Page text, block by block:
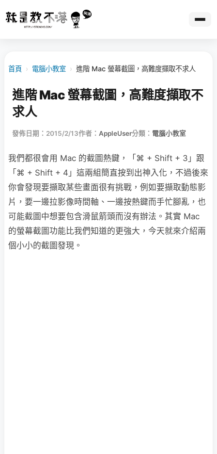
首頁 › 電腦小教室 › 進階 Mac 螢幕截圖，高難度擷取不求人
進階 Mac 螢幕截圖，高難度擷取不
求人
發佈日期：2015/2/13作者： AppleUser分類： 電腦小教室
我們都很會用 Mac 的截圖熱鍵，「⌘ + Shift + 3」跟
「⌘ + Shift + 4」這兩組簡直按到出神入化，不過後來
你會發現要擷取某些畫面很有挑戰，例如要擷取動態影
片，要一邊拉影像時間軸、一邊按熱鍵而手忙腳亂，也
可能截圖中想要包含滑鼠箭頭而沒有辦法。其實 Mac
的螢幕截圖功能比我們知道的更強大，今天就來介紹兩
個小小的截圖發現。